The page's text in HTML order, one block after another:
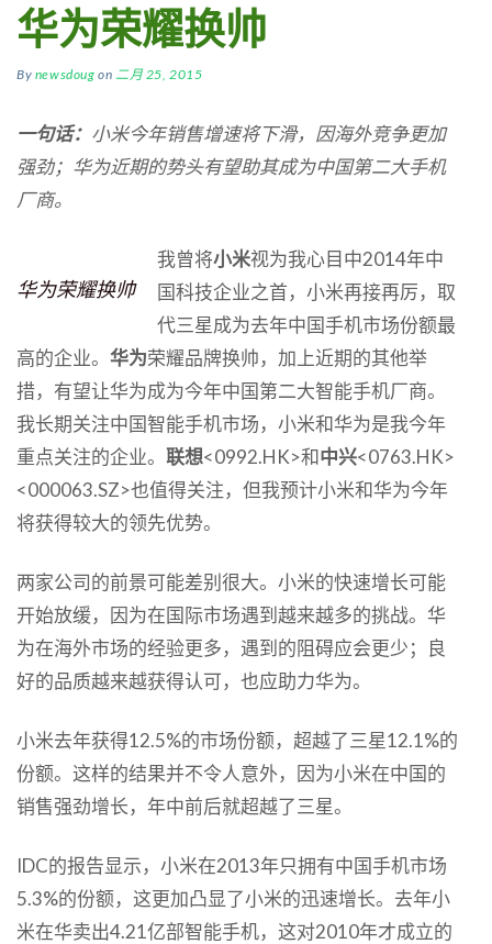
华为荣耀换帅
By newsdoug on 二月 25, 2015
一句话： 小米今年销售增速将下滑，因海外竞争更加
强劲；华为近期的势头有望助其成为中国第二大手机
厂商。
华为荣耀换帅
我曾将小米视为我心目中2014年中
国科技企业之首，小米再接再厉，取
代三星成为去年中国手机市场份额最
高的企业。 华为荣耀品牌换帅，加上近期的其他举
措，有望让华为成为今年中国第二大智能手机厂商。
我长期关注中国智能手机市场，小米和华为是我今年
重点关注的企业。 联想<0992.HK>和中兴<0763.HK>
<000063.SZ>也值得关注，但我预计小米和华为今年
将获得较大的领先优势。
两家公司的前景可能差别很大。小米的快速增长可能
开始放缓，因为在国际市场遇到越来越多的挑战。华
为在海外市场的经验更多，遇到的阻碍应会更少；良
好的品质越来越获得认可，也应助力华为。
小米去年获得12.5%的市场份额，超越了三星12.1%的
份额。这样的结果并不令人意外，因为小米在中国的
销售强劲增长，年中前后就超越了三星。
IDC的报告显示，小米在2013年只拥有中国手机市场
5.3%的份额，这更加凸显了小米的迅速增长。去年小
米在华卖出4.21亿部智能手机，这对2010年才成立的